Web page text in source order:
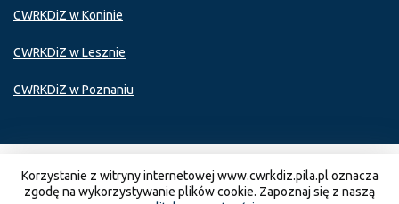
CWRKDiZ w Koninie
CWRKDiZ w Lesznie
CWRKDiZ w Poznaniu
Copyright © 2020 CWRKDiZ w Pile |Polityka prywatności
Korzystanie z witryny internetowej www.cwrkdiz.pila.pl oznacza
zgodę na wykorzystywanie plików cookie. Zapoznaj się z naszą